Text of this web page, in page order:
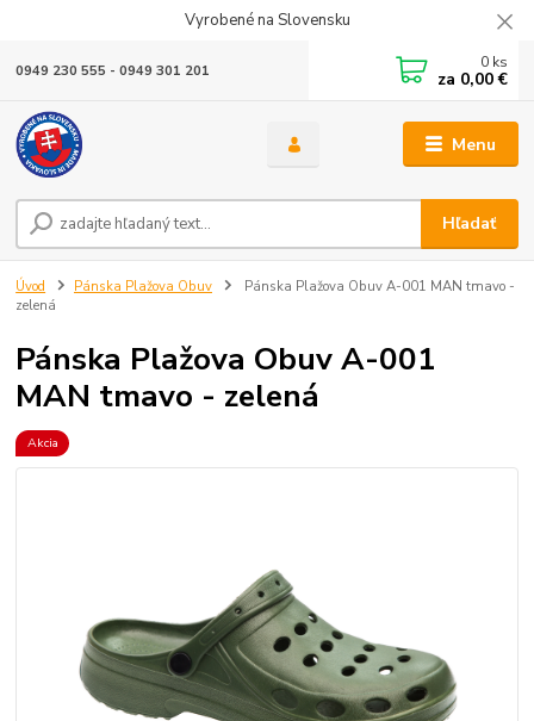
Vyrobené na Slovensku
Menu
Hľadať
0949 230 555 - 0949 301 201 0 ks
za 0,00 €
Úvod Pánska Plažova Obuv
Pánska Plažova Obuv A-001 MAN tmavo -
zelená
Pánska Plažova Obuv A-001
MAN tmavo - zelená
Akcia